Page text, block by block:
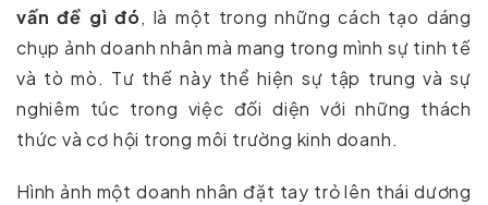
vấn đề gì đó, là một trong những cách tạo dáng
chụp ảnh doanh nhân mà mang trong mình sự tinh tế
và tò mò. Tư thế này thể hiện sự tập trung và sự
nghiêm túc trong việc đối diện với những thách
thức và cơ hội trong môi trường kinh doanh.
Hình ảnh một doanh nhân đặt tay trỏ lên thái dương